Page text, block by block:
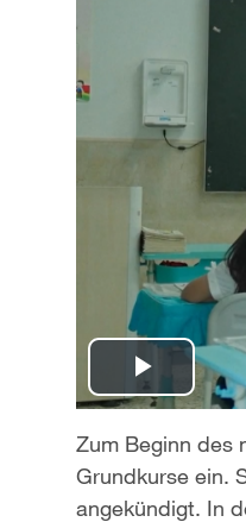
P
l
a
Zum Beginn des
Grundkurse ein.
angekündigt. In